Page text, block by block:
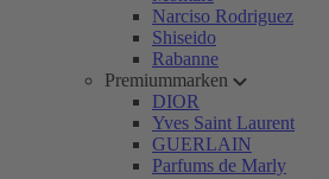
Narciso Rodriguez
Shiseido
Rabanne
Premiummarken
DIOR
Yves Saint Laurent
GUERLAIN
Parfums de Marly